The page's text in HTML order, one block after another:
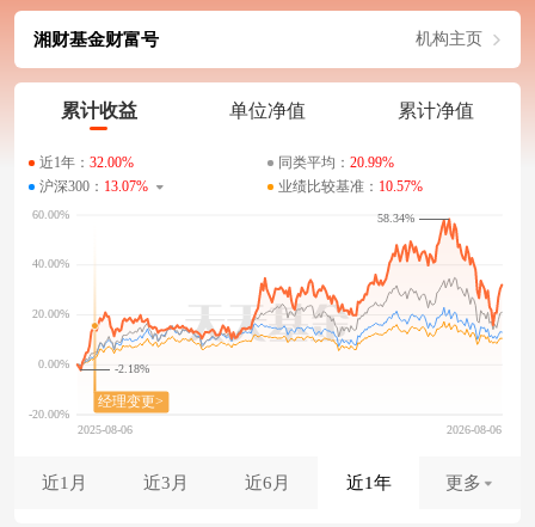
湘财基金财富号 机构主页
累计收益 单位净值 累计净值
近1年： 32.00% 同类平均： 20.99%
沪深300： 13.07% 业绩比较基准： 10.57%
-2.18%
58.34%
近1月 近3月 近6月 近1年 更多